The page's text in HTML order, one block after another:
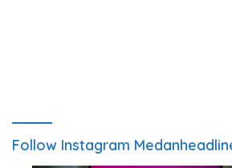
Follow Instagram